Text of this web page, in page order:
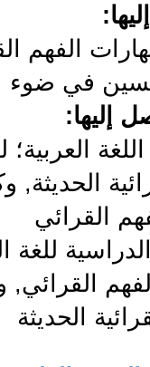
:
الفهم
في ضوء
إليها:
العربية؛
الحديثة,
القرائي
للغة
الحديثة